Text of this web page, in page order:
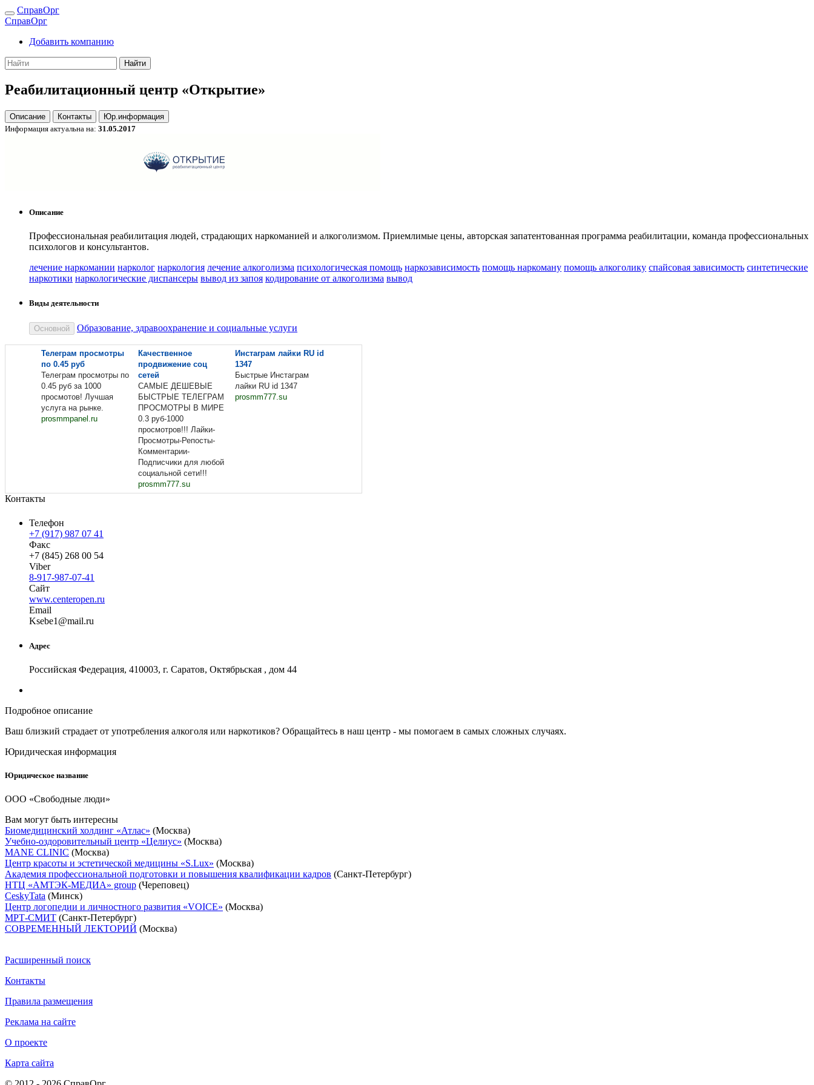
СправОрг
СправОрг
Добавить компанию
Найти
Реабилитационный центр «Открытие»
Описание Контакты
Юр.информация
Информация актуальна на: 31.05.2017
Описание
Профессиональная реабилитация людей, страдающих наркоманией и алкоголизмом. Приемлимые цены, авторская запатентованная программа реабилитации, команда профессиональных
психологов и консультантов.
лечение наркомании нарколог наркология лечение алкоголизма психологическая помощь наркозависимость помощь наркоману помощь алкоголику спайсовая зависимость синтетические
наркотики наркологические диспансеры вывод из запоя кодирование от алкоголизма вывод
Виды деятельности
Основной Образование, здравоохранение и социальные услуги
Телеграм просмотры
по 0.45 руб
Телеграм просмотры по
0.45 руб за 1000
просмотов! Лучшая
услуга на рынке.
prosmmpanel.ru
Качественное
продвижение соц
сетей
САМЫЕ ДЕШЕВЫЕ
БЫСТРЫЕ ТЕЛЕГРАМ
ПРОСМОТРЫ В МИРЕ
0.3 руб-1000
просмотров!!! Лайки-
Просмотры-Репосты-
Комментарии-
Подписчики для любой
социальной сети!!!
prosmm777.su
Инстаграм лайки RU id
1347
Быстрые Инстаграм
лайки RU id 1347
prosmm777.su
Контакты
Телефон
+7 (917) 987 07 41
Факс
+7 (845) 268 00 54
Viber
8-917-987-07-41
Сайт
www.centeropen.ru
Email
Ksebe1 @mail.ru
Адрес
Российская Федерация, 410003, г. Саратов, Октябрьская , дом 44
Подробное описание
Ваш близкий страдает от употребления алкоголя или наркотиков? Обращайтесь в наш центр - мы помогаем в самых сложных случаях.
Юридическая информация
Юридическое название
ООО «Свободные люди»
Вам могут быть интересны
Биомедицинский холдинг «Атлас» (Москва)
Учебно-оздоровительный центр «Целиус» (Москва)
MANE CLINIC (Москва)
Центр красоты и эстетической медицины «S.Lux» (Москва)
Академия профессиональной подготовки и повышения квалификации кадров (Санкт-Петербург)
НТЦ «АМТЭК-МЕДИА» group (Череповец)
CeskyTata (Минск)
Центр логопедии и личностного развития «VOICE» (Москва)
МРТ-СМИТ (Санкт-Петербург)
СОВРЕМЕННЫЙ ЛЕКТОРИЙ (Москва)
Расширенный поиск
Контакты
Правила размещения
Реклама на сайте
О проекте
Карта сайта